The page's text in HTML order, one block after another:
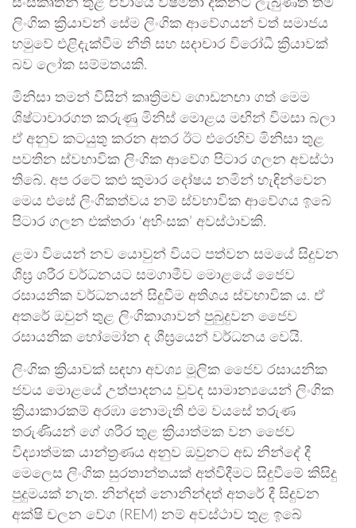
සංස්කෘතීන් තුළ ඒවායේ විෂමතා දක්නට ලැබුණත් තම
ලිංගික ක්‍රියාවන් සේම ලිංගික ආවේගයන් වත් සමාජය
හමුවේ එළිදැක්වීම නීති සහ සදාචාර විරෝධී ක්‍රියාවක්
බව ලෝක සම්මතයකි.
මිනිසා තමන් විසින් කෘත්‍රිමව ගොඩනඟා ගත් මෙම
ශිෂ්ටාචාරගත කරුණු මිනිස් මොළය මඟින් විමසා බලා
ඒ අනුව කටයුතු කරන අතර ඊට එරෙහිව මිනිසා තුළ
පවතින ස්වභාවික ලිංගික ආවේග පිටාර ගලන අවස්ථා
තිබේ. අප රටේ කළු කුමාර දෝෂය නමින් හැඳින්වෙන
මෙය එසේ ලිංගිකත්වය නම් ස්වභාවික ආවේගය ඉබේ
පිටාර ගලන එක්තරා ‘අහිංසක’ අවස්ථාවකි.
ළමා වියෙන් නව යොවුන් වියට පත්වන සමයේ සිදුවන
ශීඝ්‍ර ශරීර වර්ධනයට සමගාමීව මොළයේ ජෛව
රසායනික වර්ධනයන් සිදුවීම අතිශය ස්වභාවික ය. ඒ
අතරේ ඔවුන් තුළ ලිංගිකාශාවන් පුබුදුවන ජෛව
රසායනික හෝමෝන ද ශීඝ්‍රයෙන් වර්ධනය වෙයි.
ලිංගික ක්‍රියාවක් සඳහා අවශ්‍ය මූලික ජෛව රසායනික
ජවය මොළයේ උත්පාදනය වුවද සාමාන්‍යයෙන් ලිංගික
ක්‍රියාකාරකම් අරඹා නොමැති එම වයසේ තරුණ
තරුණියන් ගේ ශරීර තුළ ක්‍රියාත්මක වන ජෛව
විද්‍යාත්මක යාන්ත්‍රණය අනුව ඔවුනට අඩ නින්දේ දී
මෙලෙස ලිංගික සුරතාන්තයක් අත්විදීමට සිදුවීමේ කිසිදු
පුදුමයක් නැත. නින්දත් නොනින්දත් අතරේ දී සිදුවන
අක්ෂි චලන වේග (REM) නම් අවස්ථාව තුළ ඉබේ